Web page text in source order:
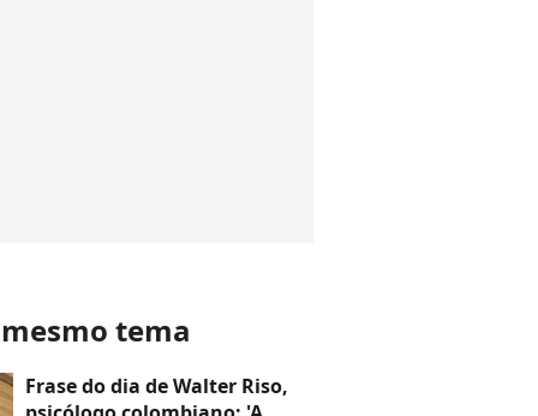
tema
Frase do dia de Walter Riso,